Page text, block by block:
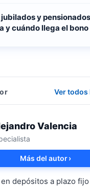
y
y cuándo llega el bono
Ver todos
Valencia
Más del autor›
depósitos a plazo